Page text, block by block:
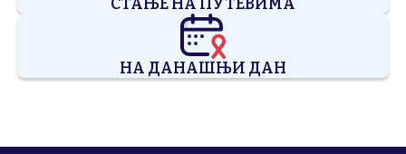
НА ДАНАШЊИ ДАН